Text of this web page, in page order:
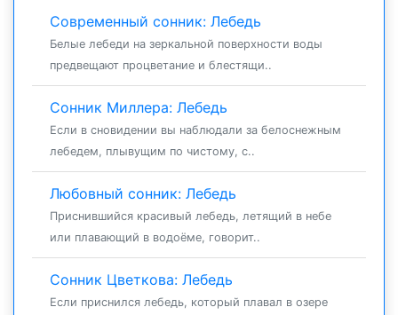
Современный сонник: Лебедь
Белые лебеди на зеркальной поверхности воды
предвещают процветание и блестящи..
Сонник Миллера: Лебедь
Если в сновидении вы наблюдали за белоснежным
лебедем, плывущим по чистому, с..
Любовный сонник: Лебедь
Приснившийся красивый лебедь, летящий в небе
или плавающий в водоёме, говорит..
Сонник Цветкова: Лебедь
Если приснился лебедь, который плавал в озере